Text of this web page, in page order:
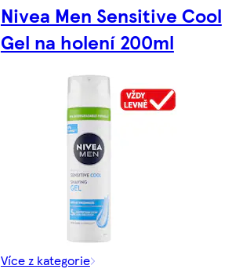
Nivea Men Sensitive Cool
Gel na holení 200ml
Více z kategorie